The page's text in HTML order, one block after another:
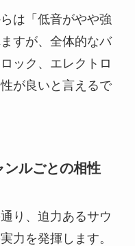
は「低音がやや強
すが、全体的なバ
ック、エレクトロ
が良いと言えるで
ンルごとの相性
り、迫力あるサウ
力を発揮します。